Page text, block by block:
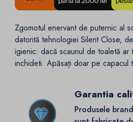
Zgomotul enervant de puternic al
datorită tehnologiei Silent Close,
igienic: dacă scaunul de toaletă
inchideti. Apăsați doar pe capacul
Garantia
Produsele